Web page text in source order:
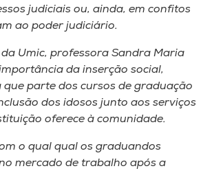
judiciais ou, ainda, em confitos
ao poder judiciário.
Umic, professora Sandra Maria
da inserção social,
parte dos cursos de graduação
dos idosos junto aos serviços
oferece à comunidade.
o qual qual os graduandos
mercado de trabalho após a